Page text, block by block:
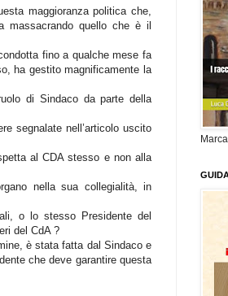
maggioranza politica che,
massacrando quello che è il
fino a qualche mese fa
ha gestito magnificamente la
di Sindaco da parte della
segnalate nell’articolo uscito
al CDA stesso e non alla
nella sua collegialità, in
o lo stesso Presidente del
del CdA ?
è stata fatta dal Sindaco e
che deve garantire questa
Marca